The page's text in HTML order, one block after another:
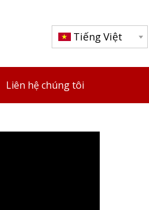
Tiếng Việt
Liên hệ chúng tôi